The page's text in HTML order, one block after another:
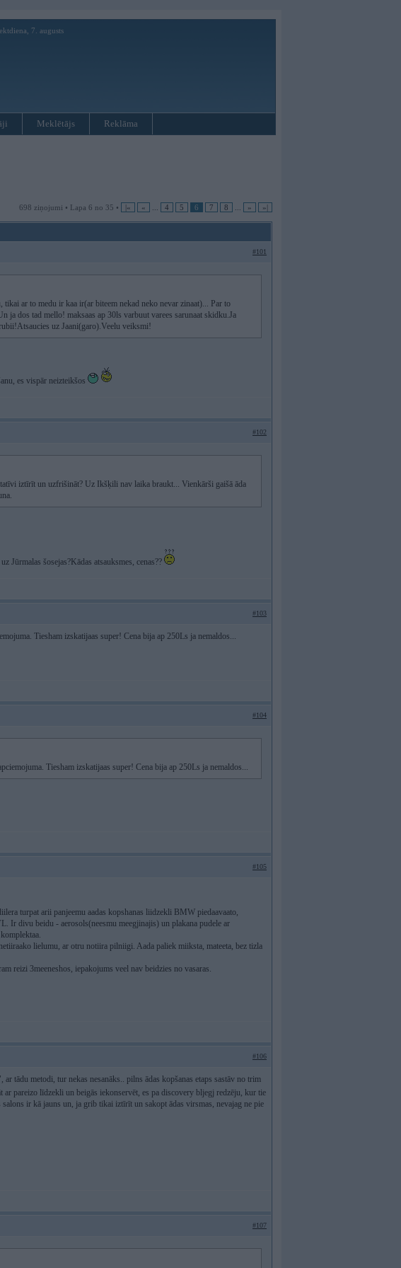
7. augusts
Meklētājs Reklāma
698 ziņojumi • Lapa 6 no 35 • |« « 4 5 6 7 8 » »|
#101
tikai ar to medu ir kaa ir(ar biteem nekad neko nevar zinaat)... Par to
ja dos tad mello! maksaas ap 30ls varbuut varees sarunaat skidku.Ja
uz Jaani(garo).Veelu veiksmi!
es vispār neizteikšos
#102
iztīrīt un uzfrišināt? Uz Ikšķili nav laika braukt... Vienkārši gaišā āda
Jūrmalas šosejas?Kādas atsauksmes, cenas??
#103
Tiesham izskatijaas super! Cena bija ap 250Ls ja nemaldos...
#104
Tiesham izskatijaas super! Cena bija ap 250Ls ja nemaldos...
#105
turpat arii panjeemu aadas kopshanas liidzekli BMW piedaavaato,
Ir divu beidu - aerosols(neesmu meegjinajis) un plakana pudele ar
lielumu, ar otru notiira pilniigi. Aada paliek miiksta, mateeta, bez tizla
reizi 3meeneshos, iepakojums veel nav beidzies no vasaras.
#106
tādu metodi, tur nekas nesanāks.. pilns ādas kopšanas etaps sastāv no trim
ar pareizo līdzekli un beigās iekonservēt, es pa discovery bljegj redzēju, kur tie
ir kā jauns un, ja grib tikai iztīrīt un sakopt ādas virsmas, nevajag ne pie
#107